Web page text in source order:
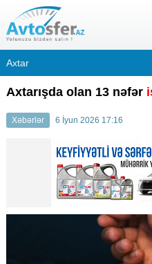
Axtarışda olan 13 nəfər
Xəbərlər 6 İyun 2026 17:16